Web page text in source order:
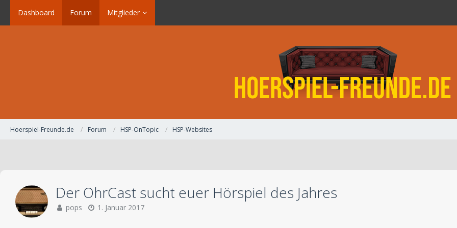
Dashboard Forum Mitglieder
Hoerspiel-Freunde.de Forum HSP-OnTopic HSP-Websites
Der OhrCast sucht euer Hörspiel des Jahres
pops 1. Januar 2017